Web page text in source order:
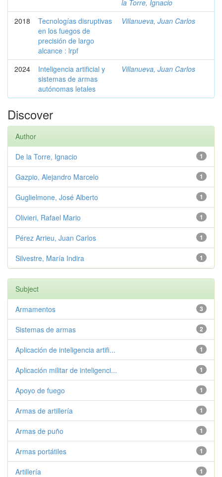
la Torre, Ignacio
2018
Tecnologías disruptivas
en los fuegos de
precisión de largo
alcance : lrpf
Villanueva, Juan Carlos
2024
Inteligencia artificial y
sistemas de armas
autónomas letales
Villanueva, Juan Carlos
Discover
Author
1
De la Torre, Ignacio
1
Gazpio, Alejandro Marcelo
1
Guglielmone, José Alberto
1
Olivieri, Rafael Mario
1
Pérez Arrieu, Juan Carlos
1
Silvestre, María Indira
Subject
3
Armamentos
2
Sistemas de armas
1
Aplicación de inteligencia artifi...
1
Aplicación militar de inteligenci...
1
Apoyo de fuego
1
Armas de artillería
1
Armas de puño
1
Armas portátiles
1
Artillería